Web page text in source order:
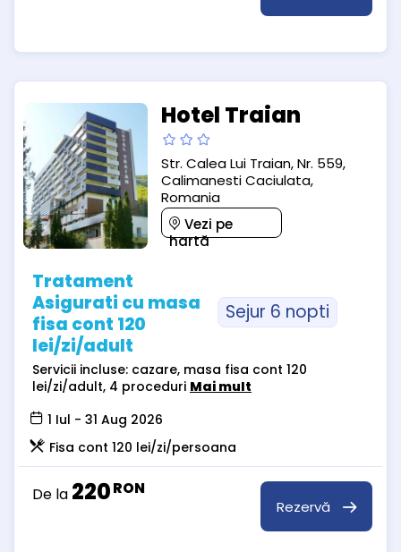
Hotel Traian
Str. Calea Lui Traian, Nr. 559,
Calimanesti Caciulata,
Romania
Vezi pe
hartă
Tratament
Asigurati cu masa
fisa cont 120
lei/zi/adult
Sejur 6 nopti
Servicii incluse: cazare, masa fisa cont 120
lei/zi/adult, 4 proceduri Mai mult
1 Iul - 31 Aug 2026
Fisa cont 120 lei/zi/persoana
De la 220RON
Rezervă